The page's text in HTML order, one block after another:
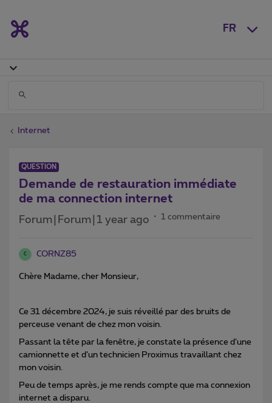
FR
Internet
QUESTION
Demande de restauration immédiate
de ma connection internet
Forum|Forum|1 year ago 1 commentaire
C CORNZ85
Chère Madame, cher Monsieur,
Ce 31 décembre 2024, je suis réveillé par des bruits de
perceuse venant de chez mon voisin.
Passant la tête par la fenêtre, je constate la présence d’une
camionnette et d’un technicien Proximus travaillant chez
mon voisin.
Peu de temps après, je me rends compte que ma connexion
internet a disparu.